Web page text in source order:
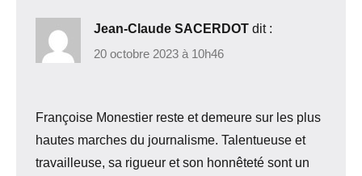
Jean-Claude SACERDOT dit :
20 octobre 2023 à 10h46
Françoise Monestier reste et demeure sur les plus
hautes marches du journalisme. Talentueuse et
travailleuse, sa rigueur et son honnêteté sont un